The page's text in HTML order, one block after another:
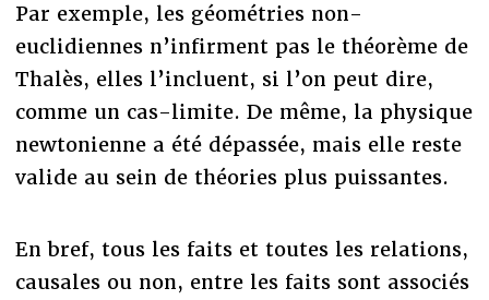
Par exemple, les géométries non-
euclidiennes n’infirment pas le théorème de
Thalès, elles l’incluent, si l’on peut dire,
comme un cas-limite. De même, la physique
newtonienne a été dépassée, mais elle reste
valide au sein de théories plus puissantes.
En bref, tous les faits et toutes les relations,
causales ou non, entre les faits sont associés